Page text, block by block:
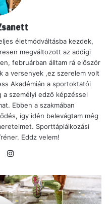
életmódváltásba kezdek,
megváltozott az addigi
februárban álltam rá először
a versenyek ,ez szerelem volt
Akadémián a sportoktatói
személyi edző képzéssel
Ebben a szakmában
így idén belevágtam még
Sporttáplálkozási
Eddz velem!
Fa
bo
ok
ra
m